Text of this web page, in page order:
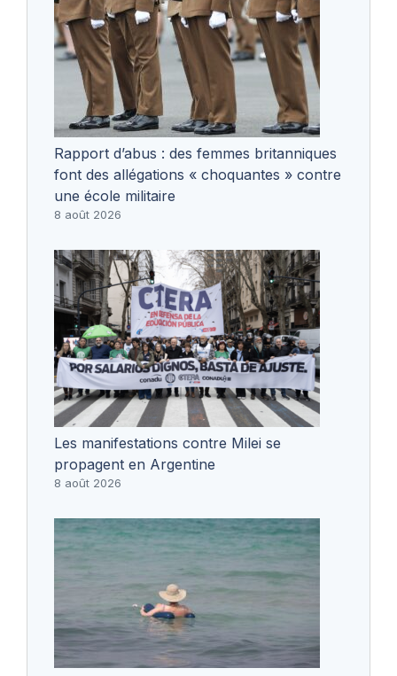
Rapport d’abus : des femmes britanniques
font des allégations « choquantes » contre
une école militaire
8 août 2026
Les manifestations contre Milei se
propagent en Argentine
8 août 2026